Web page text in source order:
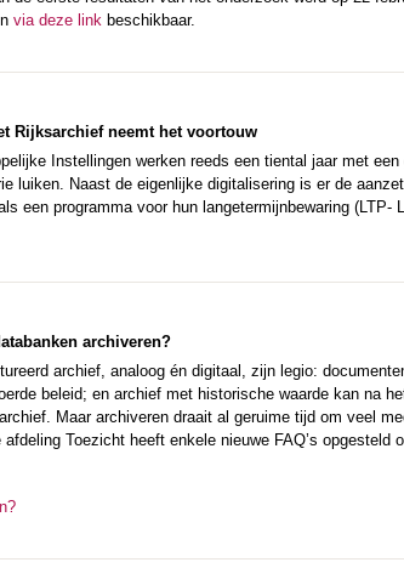
via deze link beschikbaar.
Rijksarchief neemt het voortouw
Instellingen werken reeds een tiental jaar met
luiken. Naast de eigenlijke digitalisering is er de
een programma voor hun langetermijnbewaring (LTP-
archiveren?
archief, analoog én digitaal, zijn legio:
beleid; en archief met historische waarde kan na
Maar archiveren draait al geruime tijd om veel
Toezicht heeft enkele nieuwe FAQ’s opgesteld